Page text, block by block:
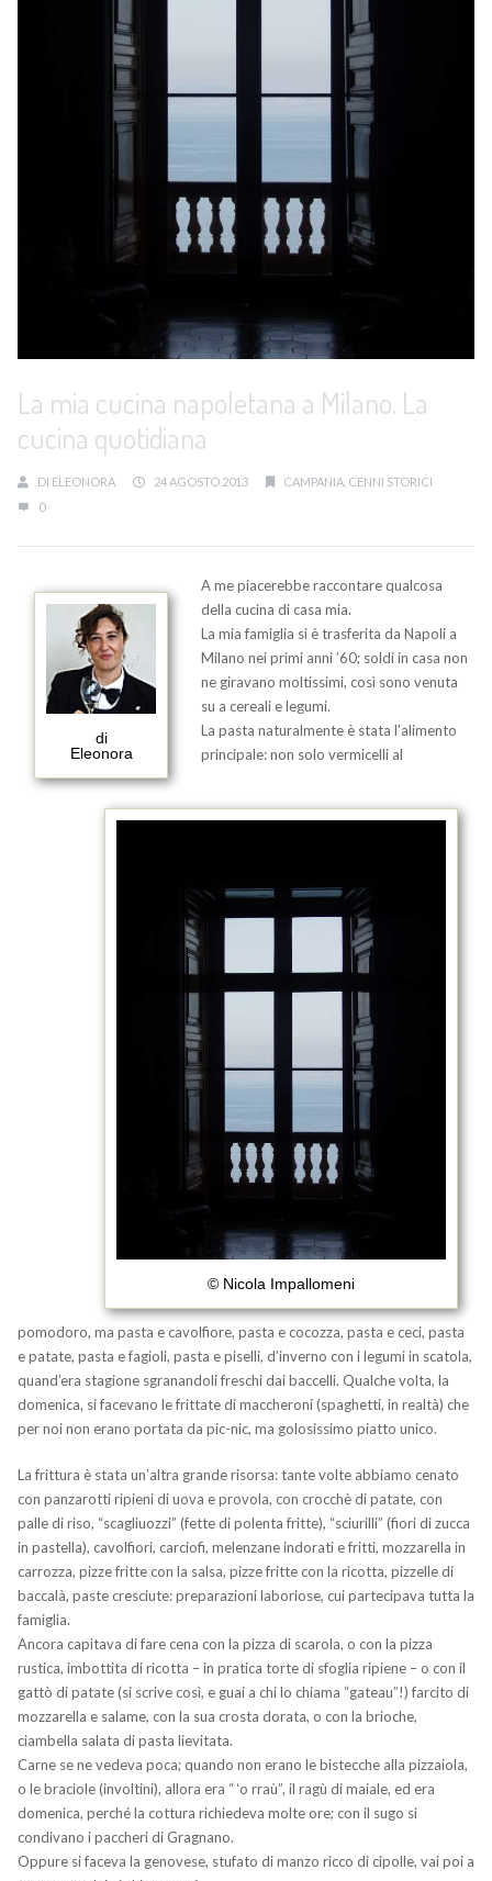
La mia cucina napoletana a Milano. La
cucina quotidiana
DI ELEONORA 24 AGOSTO 2013 CAMPANIA CENNI STORICI
0
di
Eleonora
© Nicola Impallomeni
A me piacerebbe raccontare qualcosa
della cucina di casa mia.
La mia famiglia si è trasferita da Napoli a
Milano nei primi anni ’60; soldi in casa non
ne giravano moltissimi, così sono venuta
su a cereali e legumi.
La pasta naturalmente è stata l’alimento
principale: non solo vermicelli al
pomodoro, ma pasta e cavolfiore, pasta e cocozza, pasta e ceci, pasta
e patate, pasta e fagioli, pasta e piselli, d’inverno con i legumi in scatola,
quand’era stagione sgranandoli freschi dai baccelli. Qualche volta, la
domenica, si facevano le frittate di maccheroni (spaghetti, in realtà) che
per noi non erano portata da pic-nic, ma golosissimo piatto unico.
La frittura è stata un’altra grande risorsa: tante volte abbiamo cenato
con panzarotti ripieni di uova e provola, con crocchè di patate, con
palle di riso, “scagliuozzi” (fette di polenta fritte), “sciurilli” (fiori di zucca
in pastella), cavolfiori, carciofi, melenzane indorati e fritti, mozzarella in
carrozza, pizze fritte con la salsa, pizze fritte con la ricotta, pizzelle di
baccalà, paste cresciute: preparazioni laboriose, cui partecipava tutta la
famiglia.
Ancora capitava di fare cena con la pizza di scarola, o con la pizza
rustica, imbottita di ricotta – in pratica torte di sfoglia ripiene – o con il
gattò di patate (si scrive così, e guai a chi lo chiama “gateau”!) farcito di
mozzarella e salame, con la sua crosta dorata, o con la brioche,
ciambella salata di pasta lievitata.
Carne se ne vedeva poca; quando non erano le bistecche alla pizzaiola,
o le braciole (involtini), allora era “ ‘o rraù”, il ragù di maiale, ed era
domenica, perché la cottura richiedeva molte ore; con il sugo si
condivano i paccheri di Gragnano.
Oppure si faceva la genovese, stufato di manzo ricco di cipolle, vai poi a